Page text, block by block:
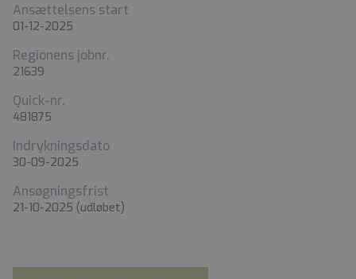
Ansættelsens start
01-12-2025
Regionens jobnr.
21639
Quick-nr.
481875
Indrykningsdato
30-09-2025
Ansøgningsfrist
21-10-2025 (udløbet)